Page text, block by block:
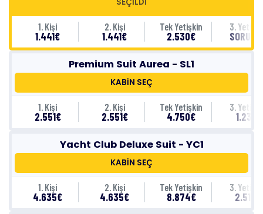
1. Kişi
1.441€
2. Kişi
1.441€
Tek Yetişkin
2.530€
3.
Premium Suit Aurea - SL1
KABİN SEÇ
1. Kişi
2.551€
2. Kişi
2.551€
Tek Yetişkin
4.750€
3.
1.231€
Yacht Club Deluxe Suit - YC1
KABİN SEÇ
1. Kişi
4.635€
2. Kişi
4.635€
Tek Yetişkin
8.874€
3.
2.515€